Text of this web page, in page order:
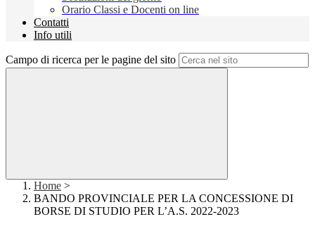
Orario Classi e Docenti on line
Contatti
Info utili
Campo di ricerca per le pagine del sito
Home >
BANDO PROVINCIALE PER LA CONCESSIONE DI
BORSE DI STUDIO PER L’A.S. 2022-2023